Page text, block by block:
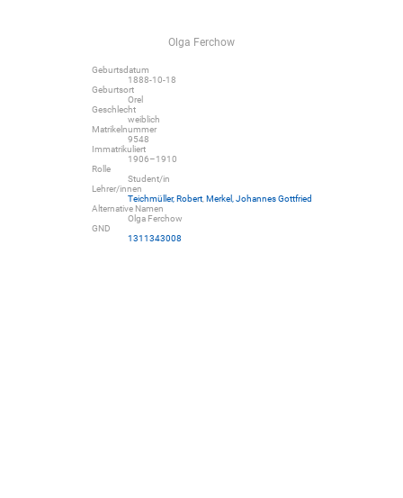
Olga Ferchow
Geburtsdatum
1888-10-18
Geburtsort
Orel
Geschlecht
weiblich
Matrikelnummer
9548
Immatrikuliert
1906–1910
Rolle
Student/in
Lehrer/innen
Teichmüller, Robert, Merkel, Johannes Gottfried
Alternative Namen
Olga Ferchow
GND
1311343008